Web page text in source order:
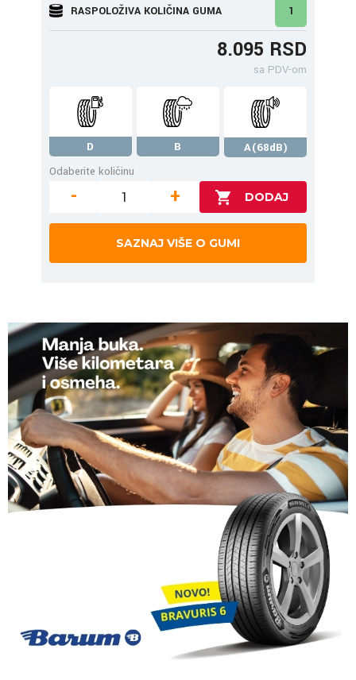
RASPOLOŽIVA KOLIČINA GUMA 1
8.095 RSD
sa PDV-om
D B
A(68dB)
Odaberite količinu
- +
SAZNAJ VIŠE O GUMI